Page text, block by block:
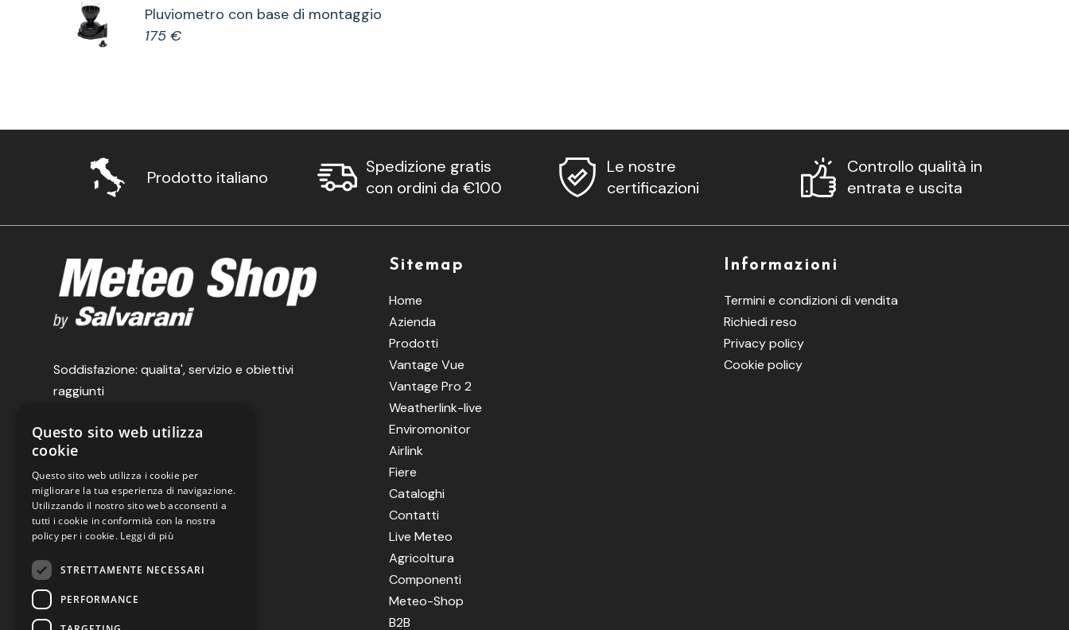
Pluviometro con base di montaggio
175 €
Prodotto italiano
Spedizione gratis
con ordini da €100
Le nostre
certificazioni
Controllo qualità in
entrata e uscita
Soddisfazione: qualita', servizio e obiettivi
raggiunti
Salvarani srl
via Buonarroti, 2 Poviglio (RE)
Tel:0522969177
Email:simone.m@salvarani.it
P.IVA 01592070351
Sitemap
Home
Azienda
Prodotti
Vantage Vue
Vantage Pro 2
Weatherlink-live
Enviromonitor
Airlink
Fiere
Cataloghi
Contatti
Live Meteo
Agricoltura
Componenti
Meteo-Shop
B2B
Informazioni
Termini e condizioni di vendita
Richiedi reso
Privacy policy
Cookie policy
Questo sito web utilizza
cookie
Questo sito web utilizza i cookie per
migliorare la tua esperienza di navigazione.
Utilizzando il nostro sito web acconsenti a
tutti i cookie in conformità con la nostra
policy per i cookie. Leggi di più
STRETTAMENTE NECESSARI
PERFORMANCE